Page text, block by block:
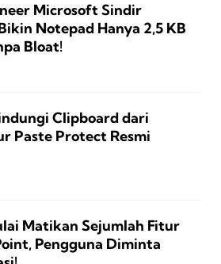
Microsoft Sindir
Notepad Hanya 2,5 KB
Bloat!
Clipboard dari
Paste Protect Resmi
Matikan Sejumlah Fitur
Pengguna Diminta